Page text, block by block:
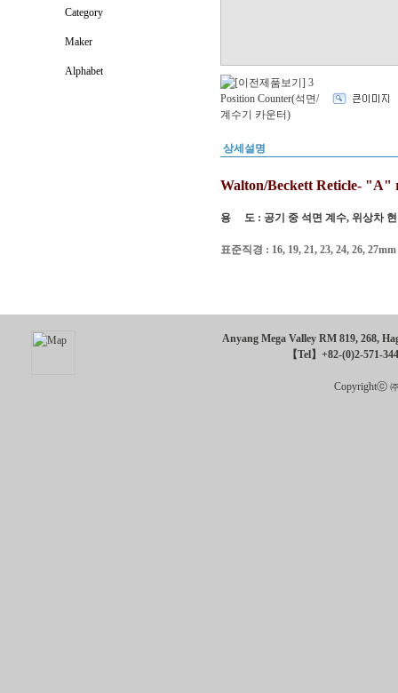
Category
Maker
Alphabet
상세설명
Walton/Beckett Reticle- "A"
용 도 : 공기 중 석면 계수, 위상차
표준직경 : 16, 19, 21, 23, 24, 26,
Anyang Mega Valley RM 819, 268,
【Tel】+82-(0)2-571-
Copyrightⓒ